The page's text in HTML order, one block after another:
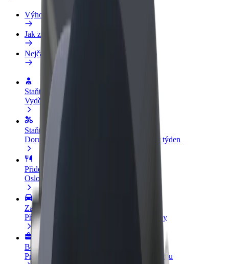
Výhody
Jak získat členství
Nejčastější otázky
Staňte se řidičem
Vydělávejte podle sebe
Staňte se kurýrem
Doručujte jídlo a dostávejte výplatu každý týden
Přidejte restauraci nebo obchod
Oslovte více zákazníků a zvyšte si tržby
Zaregistrujte se jako flotilový partner
Přidejte svou flotilu k Boltu a zvyšte si tržby
Bolt for Business
Produkty a služby Boltu přesně pro vaši firmu